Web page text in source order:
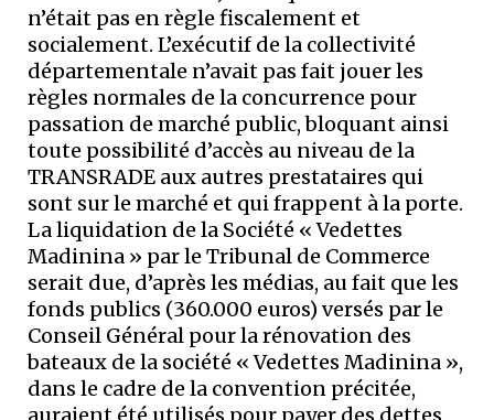
n’était pas en règle fiscalement et
socialement. L’exécutif de la collectivité
départementale n’avait pas fait jouer les
règles normales de la concurrence pour
passation de marché public, bloquant ainsi
toute possibilité d’accès au niveau de la
TRANSRADE aux autres prestataires qui
sont sur le marché et qui frappent à la porte.
La liquidation de la Société « Vedettes
Madinina » par le Tribunal de Commerce
serait due, d’après les médias, au fait que les
fonds publics (360.000 euros) versés par le
Conseil Général pour la rénovation des
bateaux de la société « Vedettes Madinina »,
dans le cadre de la convention précitée,